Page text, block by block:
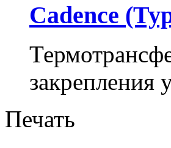
Cadence
закрепления
Печать